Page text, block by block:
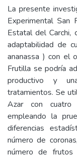
La presente
Experimental San
Estatal del Carchi,
adaptabilidad de
ananassa ) con el
Frutilla se podría
productivo y
tratamientos. Se
Azar con cuatro
empleando la
diferencias
número de
número de